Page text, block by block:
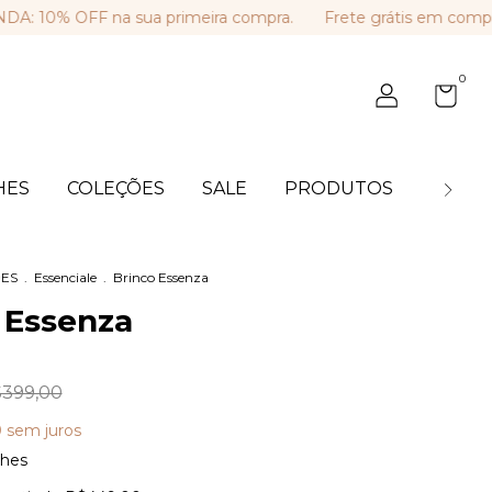
OFF na sua primeira compra. Frete grátis em compras
0
COLEÇÕES SALE PRODUTOS BLOG
. Essenciale . Brinco Essenza
sem juros